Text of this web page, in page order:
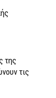
της
τις